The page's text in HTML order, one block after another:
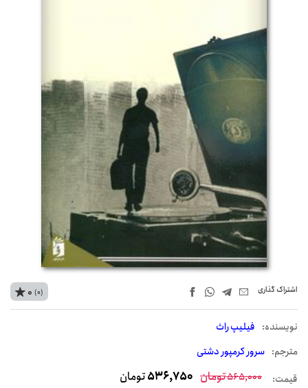
اشتراک‌ گذاری
نويسنده: فیلیپ راث
مترجم: سرور کرمپور دشتی
0 (0)
قیمت: 565,000تومان 536,750تومان